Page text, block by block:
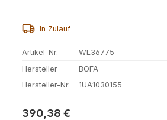
In Zulauf
Artikel-Nr.
WL36775
Hersteller
BOFA
Hersteller-Nr.
1UA1030155
Regulärer Preis:
390,38 €